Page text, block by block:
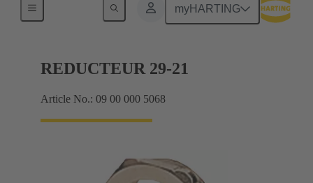
myHARTING
Presse-étoupes
REDUCTEUR 29-21
Article No.: 09 00 000 5068